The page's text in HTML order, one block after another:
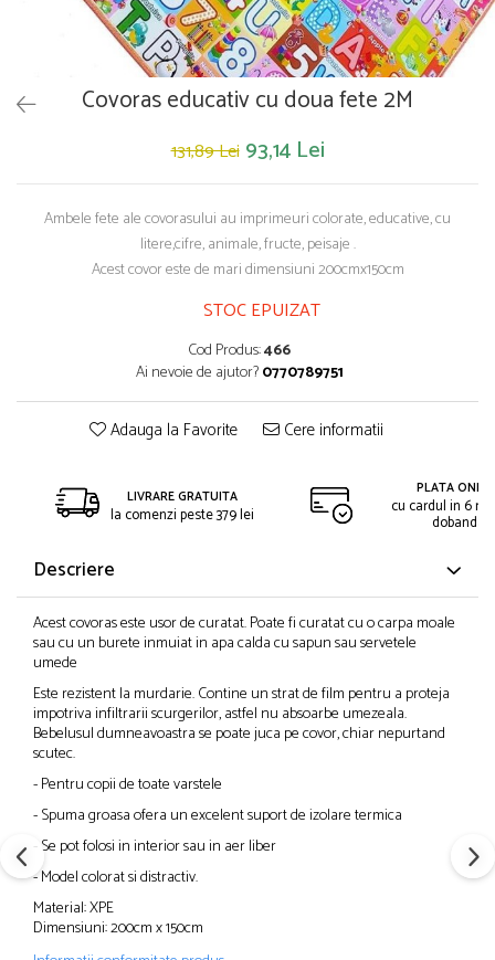
Papusi si accesorii
Trenulete si masinute
Unelte si bancuri de lucru
Covoras educativ cu doua fete 2M
131,89 Lei 93,14 Lei
Ambele fete ale covorasului au imprimeuri colorate, educative, cu
litere,cifre, animale, fructe, peisaje .
Acest covor este de mari dimensiuni 200cmx150cm
STOC EPUIZAT
Cod Produs:466
Ai nevoie de ajutor?0770789751
Adauga la Favorite Cere informatii
LIVRARE GRATUITA
la comenzi peste 379 lei
PLATA
cu cardul in 6
dobanda
Descriere
Acest covoras este usor de curatat. Poate fi curatat cu o carpa moale
sau cu un burete inmuiat in apa calda cu sapun sau servetele
umede
Este rezistent la murdarie. Contine un strat de film pentru a proteja
impotriva infiltrarii scurgerilor, astfel nu absoarbe umezeala.
Bebelusul dumneavoastra se poate juca pe covor, chiar nepurtand
scutec.
- Pentru copii de toate varstele
- Spuma groasa ofera un excelent suport de izolare termica
- Se pot folosi in interior sau in aer liber
- Model colorat si distractiv.
Material: XPE
Dimensiuni: 200cm x 150cm